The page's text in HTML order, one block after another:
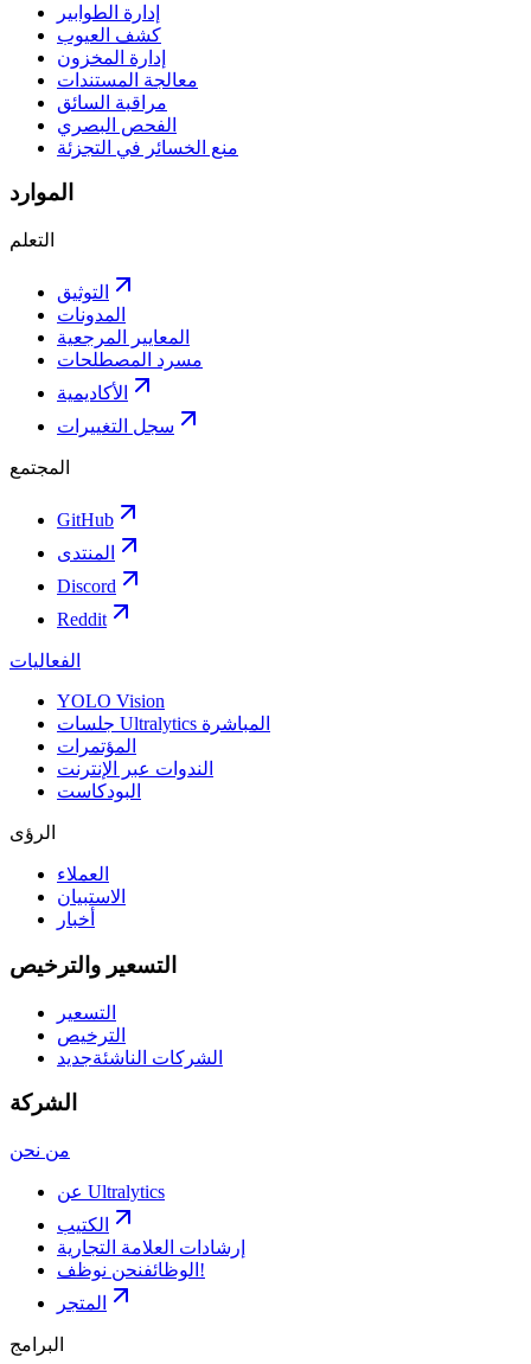
إدارة الطوابير
كشف العيوب
إدارة المخزون
معالجة المستندات
مراقبة السائق
الفحص البصري
منع الخسائر في التجزئة
الموارد
التعلم
التوثيق
المدونات
المعايير المرجعية
مسرد المصطلحات
الأكاديمية
سجل التغييرات
المجتمع
GitHub
المنتدى
Discord
Reddit
الفعاليات
YOLO Vision
جلسات Ultralytics المباشرة
المؤتمرات
الندوات عبر الإنترنت
البودكاست
الرؤى
العملاء
الاستبيان
أخبار
التسعير والترخيص
التسعير
الترخيص
الشركات الناشئةجديد
الشركة
من نحن
عن Ultralytics
الكتيب
إرشادات العلامة التجارية
الوظائف نحن نوظف!
المتجر
البرامج